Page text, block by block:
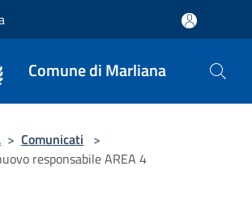
Comune di Marliana
> Comunicati >
responsabile AREA 4